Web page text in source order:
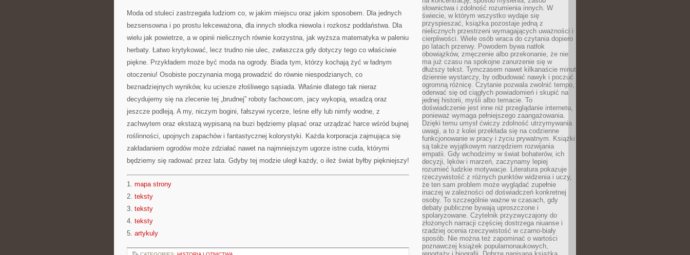
MIESZKANIA
W
Moda od stuleci zastrzegała ludziom co, w jakim miejscu oraz jakim sposobem. Dla jednych
bezsensowna i po prostu lekceważona, dla innych słodka niewola i rozkosz poddaństwa. Dla
wielu jak powietrze, a w opinii nielicznych równie korzystna, jak wyższa matematyka w paleniu
herbaty. Łatwo krytykować, lecz trudno nie ulec, zwłaszcza gdy dotyczy tego co właściwie
piękne. Przykładem może być moda na ogrody. Biada tym, którzy kochają żyć w ładnym
otoczeniu! Osobiste poczynania mogą prowadzić do równie niespodzianych, co
beznadziejnych wyników, ku uciesze złośliwego sąsiada. Właśnie dlatego tak nieraz
decydujemy się na zlecenie tej „brudnej” roboty fachowcom, jacy wykopią, wsadzą oraz
jeszcze podleją. A my, niczym bogini, fałszywi rycerze, leśne elfy lub nimfy wodne, z
zachwytem oraz ekstazą wypisaną na buzi będziemy pląsać oraz urządzać harce wśród bujnej
roślinności, upojnych zapachów i fantastycznej kolorystyki. Każda korporacja zajmująca się
zakładaniem ogrodów może zdziałać nawet na najmniejszym ugorze istne cuda, którymi
będziemy się radować przez lata. Gdyby tej modzie uległ każdy, o ileż świat byłby piękniejszy!
1. mapa strony
2. teksty
3. teksty
4. teksty
5. artykuly
słownictwa i zdolność rozumienia innych. W
świecie, w którym wszystko wydaje się
przyspieszać, książka pozostaje jedną z
nielicznych przestrzeni wymagających uważności i
cierpliwości. Wiele osób wraca do czytania dopiero
po latach przerwy. Powodem bywa natłok
obowiązków, zmęczenie albo przekonanie, że nie
ma już czasu na spokojne zanurzenie się w
dłuższy tekst. Tymczasem nawet kilkanaście minut
dziennie wystarczy, by odbudować nawyk i poczuć
ogromną różnicę. Czytanie pozwala zwolnić tempo,
oderwać się od ciągłych powiadomień i skupić na
jednej historii, myśli albo temacie. To
doświadczenie jest inne niż przeglądanie internetu,
ponieważ wymaga pełniejszego zaangażowania.
Dzięki temu umysł ćwiczy zdolność utrzymywania
uwagi, a to z kolei przekłada się na codzienne
funkcjonowanie w pracy i życiu prywatnym. Książki
są także wyjątkowym narzędziem rozwijania
empatii. Gdy wchodzimy w świat bohaterów, ich
decyzji, lęków i marzeń, zaczynamy lepiej
rozumieć ludzkie motywacje. Literatura pokazuje
rzeczywistość z różnych punktów widzenia i uczy,
że ten sam problem może wyglądać zupełnie
inaczej w zależności od doświadczeń konkretnej
osoby. To szczególnie ważne w czasach, gdy
debaty publiczne bywają uproszczone i
spolaryzowane. Czytelnik przyzwyczajony do
złożonych narracji częściej dostrzega niuanse i
rzadziej ocenia rzeczywistość w czarno-biały
sposób. Nie można też zapominać o wartości
poznawczej książek popularnonaukowych,